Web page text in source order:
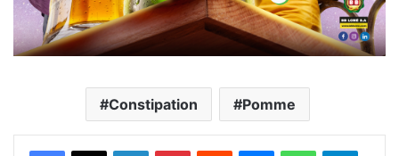
Constipation Pomme
FacebookX Linkedin PinterestReddit MessengerWhatsAppTelegram